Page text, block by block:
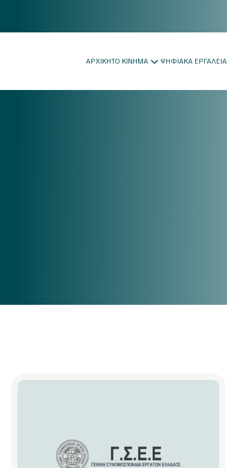
ΑΡΧΙΚΗΤΟ ΚΙΝΗΜΑ ΨΗΦΙΑΚΑ ΕΡΓΑΛΕΙΑ